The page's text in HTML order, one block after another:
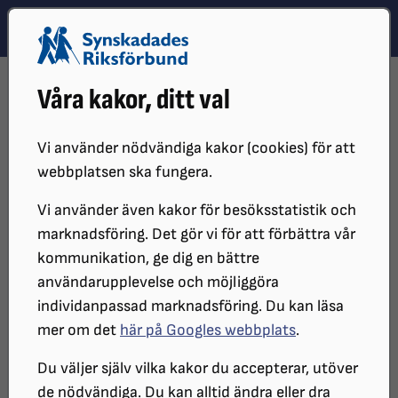
Våra kakor, ditt val
Vi använder nödvändiga kakor (cookies) för att
webbplatsen ska fungera.
Vi använder även kakor för besöksstatistik och
marknadsföring. Det gör vi för att förbättra vår
kommunikation, ge dig en bättre
användarupplevelse och möjliggöra
individanpassad marknadsföring. Du kan läsa
mer om det här på Googles webbplats.
Du väljer själv vilka kakor du accepterar, utöver
de nödvändiga. Du kan alltid ändra eller dra
Hoppa till innehåll
Hoppa till hitta snabbt
Digital inkludering